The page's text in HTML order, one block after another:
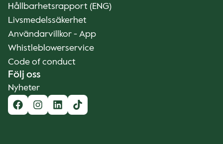
Hållbarhetsrapport (ENG)
Livsmedelssäkerhet
Användarvillkor - App
Whistleblowerservice
Code of conduct
Följ oss
Nyheter